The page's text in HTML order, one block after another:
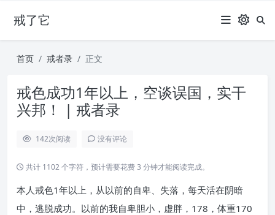
戒了它
首页 戒者录 正文
戒色成功1年以上，空谈误国，实干
兴邦！ | 戒者录
142次阅读 没有评论
共计 1102 个字符，预计需要花费 3 分钟才能阅读完成。
本人戒色1年以上，从以前的自卑、失落，每天活在阴暗
中，逃脱成功。以前的我自卑胆小，虚胖，178，体重170